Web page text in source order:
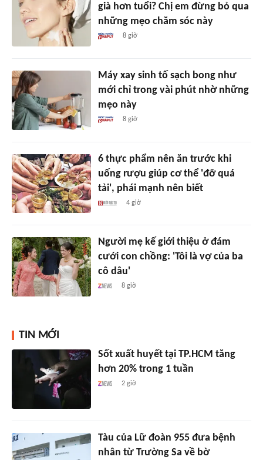
già hơn tuổi? Chị em đừng bỏ qua
những mẹo chăm sóc này
8 giờ
Máy xay sinh tố sạch bong như
mới chỉ trong vài phút nhờ những
mẹo này
8 giờ
6 thực phẩm nên ăn trước khi
uống rượu giúp cơ thể 'đỡ quá
tải', phái mạnh nên biết
4 giờ
Người mẹ kế giới thiệu ở đám
cưới con chồng: 'Tôi là vợ của ba
cô dâu'
8 giờ
TIN MỚI
Sốt xuất huyết tại TP.HCM tăng
hơn 20% trong 1 tuần
2 giờ
Tàu của Lữ đoàn 955 đưa bệnh
nhân từ Trường Sa về bờ